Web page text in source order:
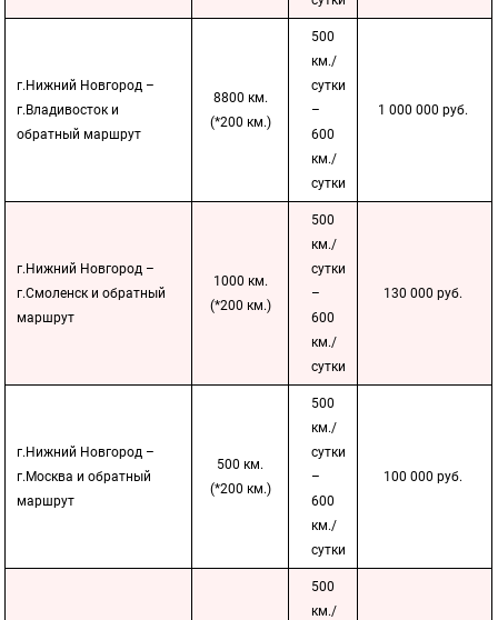
г.Нижний Новгород –
г.Владивосток и
обратный маршрут
8800 км.
(*200 км.)
500
км./
сутки
–
600
км./
сутки
1 000 000 руб.
г.Нижний Новгород –
г.Смоленск и обратный
маршрут
1000 км.
(*200 км.)
500
км./
сутки
–
600
км./
сутки
130 000 руб.
г.Нижний Новгород –
г.Москва и обратный
маршрут
500 км.
(*200 км.)
500
км./
сутки
–
600
км./
сутки
100 000 руб.
500
км./